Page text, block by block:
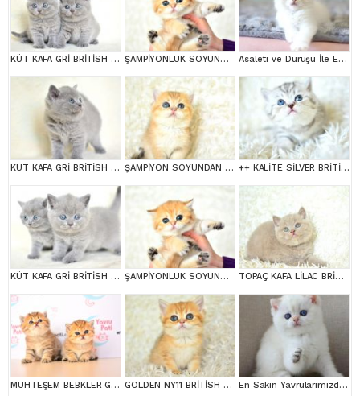
KÜT KAFA GRİ BRİTİSH SHORTHAİR YAVRULARIMIZ ŞAMPİYONLUK SOYUNDAN NY11 GOLDEN BRİTİSH SHORTHAİR Asaleti ve Duruşu İle Eşsiz Güzellikte Ragdoll
KÜT KAFA GRİ BRİTİSH SHORTHAİR YAVRULARIMIZ ŞAMPİYON SOYUNDAN NY11 GOLDEN BRİTİSH SHORTHAİR ++ KALİTE SİLVER BRİTİSH SHORTHAİR
KÜT KAFA GRİ BRİTİSH SHORTHAİR YAVRULARIMIZ ŞAMPİYONLUK SOYUNDAN NY11 GOLDEN BRİTİSH SHORTHAİR TOPAÇ KAFA LİLAC BRİTİSH SHORTHAİR
MUHTEŞEM BEBKLER GOLDEN BRİTİSH SHORTHAİR GOLDEN NY11 BRİTİSH SHORTHAİR YAVRUMUZ En Sakin Yavrularımızdan NS1133 British Shorthair